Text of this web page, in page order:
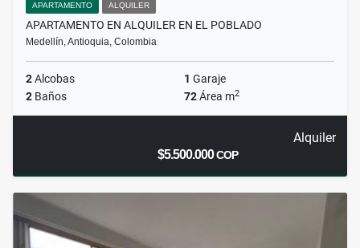
APARTAMENTO ALQUILER
APARTAMENTO EN ALQUILER EN EL POBLADO
Medellín, Antioquia, Colombia
2Alcobas 1 Garaje
2 Baños 72Área m2
Alquiler
$5.500.000COP